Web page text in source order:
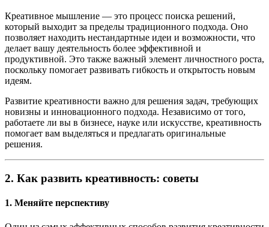
Креативное мышление — это процесс поиска решений,
который выходит за пределы традиционного подхода. Оно
позволяет находить нестандартные идеи и возможности, что
делает вашу деятельность более эффективной и
продуктивной. Это также важный элемент личностного роста,
поскольку помогает развивать гибкость и открытость новым
идеям.
Развитие креативности важно для решения задач, требующих
новизны и инновационного подхода. Независимо от того,
работаете ли вы в бизнесе, науке или искусстве, креативность
помогает вам выделяться и предлагать оригинальные
решения.
2. Как развить креативность: советы
1. Меняйте перспективу